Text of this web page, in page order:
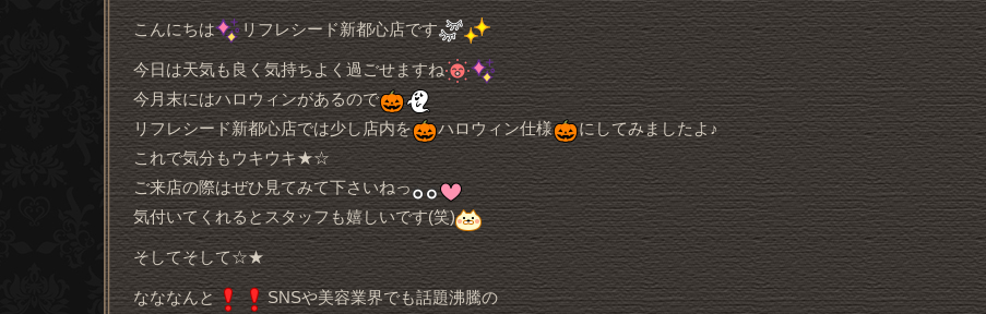
こんにちは リフレシード新都心店です
今日は天気も良く気持ちよく過ごせますね
今月末にはハロウィンがあるので
リフレシード新都心店では少し店内を
ハロウィン仕様
にしてみましたよ♪
これで気分もウキウキ★☆
ご来店の際はぜひ見てみて下さいねっ
気付いてくれるとスタッフも嬉しいです(笑)
そしてそして☆★
なななんと
SNSや美容業界でも話題沸騰の